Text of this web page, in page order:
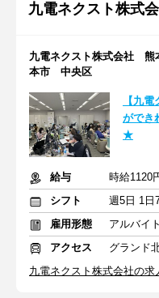
九電ネクスト株式
九電ネクスト株式会社
本市 中央区
【九
ができ
★
給与
時給1120
シフト
週5日 1日
雇用形態
アルバイ
アクセス
グランド
九電ネクスト株式会社の求